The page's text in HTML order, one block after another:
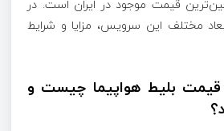
قیمت موجود در ایران است. در
مختلف این سرویس، مزایا و شرایط
بلیط هواپیما چیست و